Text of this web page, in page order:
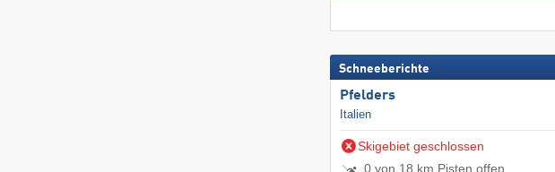
Schneeberichte
Pfelders
Italien
Skigebiet geschlossen
0 von 18 km Pisten offen